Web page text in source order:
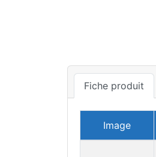
Fiche produit
Image